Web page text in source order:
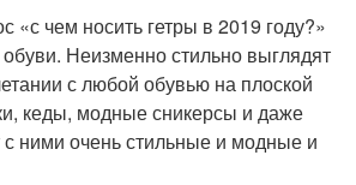
«с чем носить гетры в 2019 году?»
Неизменно стильно выглядят
с любой обувью на плоской
кеды, модные сникерсы и даже
с ними очень стильные и модные и